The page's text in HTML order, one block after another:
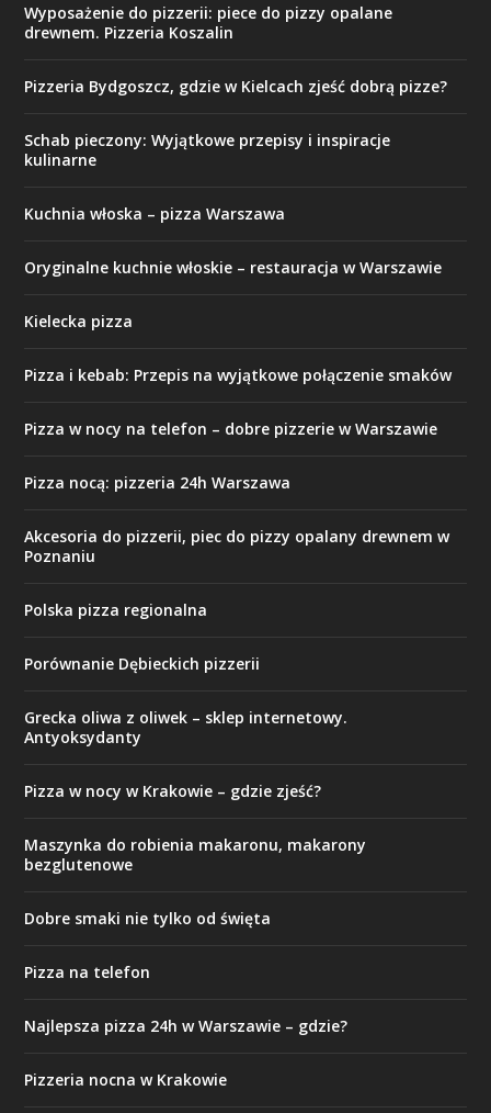
Wyposażenie do pizzerii: piece do pizzy opalane
drewnem. Pizzeria Koszalin
Pizzeria Bydgoszcz, gdzie w Kielcach zjeść dobrą pizze?
Schab pieczony: Wyjątkowe przepisy i inspiracje
kulinarne
Kuchnia włoska – pizza Warszawa
Oryginalne kuchnie włoskie – restauracja w Warszawie
Kielecka pizza
Pizza i kebab: Przepis na wyjątkowe połączenie smaków
Pizza w nocy na telefon – dobre pizzerie w Warszawie
Pizza nocą: pizzeria 24h Warszawa
Akcesoria do pizzerii, piec do pizzy opalany drewnem w
Poznaniu
Polska pizza regionalna
Porównanie Dębieckich pizzerii
Grecka oliwa z oliwek – sklep internetowy.
Antyoksydanty
Pizza w nocy w Krakowie – gdzie zjeść?
Maszynka do robienia makaronu, makarony
bezglutenowe
Dobre smaki nie tylko od święta
Pizza na telefon
Najlepsza pizza 24h w Warszawie – gdzie?
Pizzeria nocna w Krakowie